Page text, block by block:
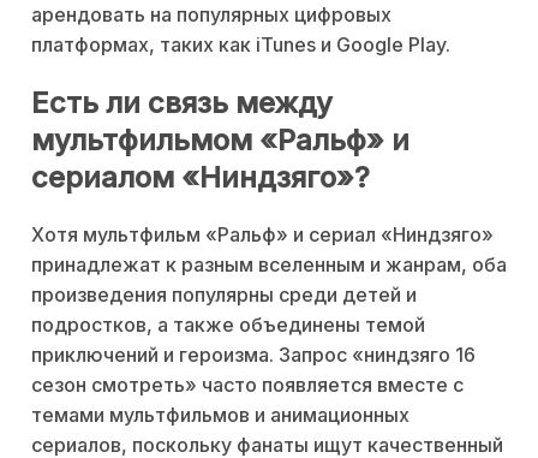
арендовать на популярных цифровых
платформах, таких как iTunes и Google Play.
Есть ли связь между
мультфильмом «Ральф» и
сериалом «Ниндзяго»?
Хотя мультфильм «Ральф» и сериал «Ниндзяго»
принадлежат к разным вселенным и жанрам, оба
произведения популярны среди детей и
подростков, а также объединены темой
приключений и героизма. Запрос «ниндзяго 16
сезон смотреть» часто появляется вместе с
темами мультфильмов и анимационных
сериалов, поскольку фанаты ищут качественный